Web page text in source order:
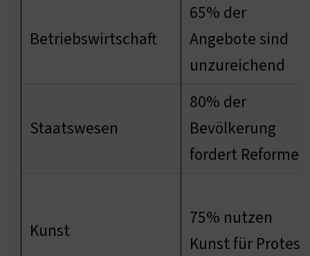
Betriebswirtschaft
65% der
Angebote sind
unzureichend
Staatswesen
80% der
Bevölkerung
fordert Reformen
Kunst
75% nutzen
Kunst für Protest